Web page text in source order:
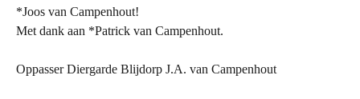
*Joos van Campenhout!
Met dank aan *Patrick van Campenhout.
Oppasser Diergarde Blijdorp J.A. van Campenhout